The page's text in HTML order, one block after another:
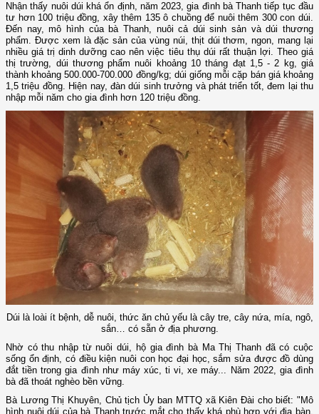
Nhận thấy nuôi dúi khá ổn định, năm 2023, gia đình bà Thanh tiếp tục đầu
tư hơn 100 triệu đồng, xây thêm 135 ô chuồng để nuôi thêm 300 con dúi.
Đến nay, mô hình của bà Thanh, nuôi cả dúi sinh sản và dúi thương
phẩm. Được xem là đặc sản của vùng núi, thịt dúi thơm, ngon, mang lại
nhiều giá trị dinh dưỡng cao nên việc tiêu thụ dúi rất thuận lợi. Theo giá
thị trường, dúi thương phẩm nuôi khoảng 10 tháng đạt 1,5 - 2 kg, giá
thành khoảng 500.000-700.000 đồng/kg; dúi giống mỗi cặp bán giá khoảng
1,5 triệu đồng. Hiện nay, đàn dúi sinh trưởng và phát triển tốt, đem lại thu
nhập mỗi năm cho gia đình hơn 120 triệu đồng.
Dúi là loài ít bệnh, dễ nuôi, thức ăn chủ yếu là cây tre, cây nứa, mía, ngô,
sắn… có sẵn ở địa phương.
Nhờ có thu nhập từ nuôi dúi, hộ gia đình bà Ma Thị Thanh đã có cuộc
sống ổn định, có điều kiện nuôi con học đại học, sắm sửa được đồ dùng
đắt tiền trong gia đình như máy xúc, ti vi, xe máy... Năm 2022, gia đình
bà đã thoát nghèo bền vững.
Bà Lương Thị Khuyên, Chủ tịch Ủy ban MTTQ xã Kiên Đài cho biết: "Mô
hình nuôi dúi của bà Thanh trước mắt cho thấy khá phù hợp với địa bàn,